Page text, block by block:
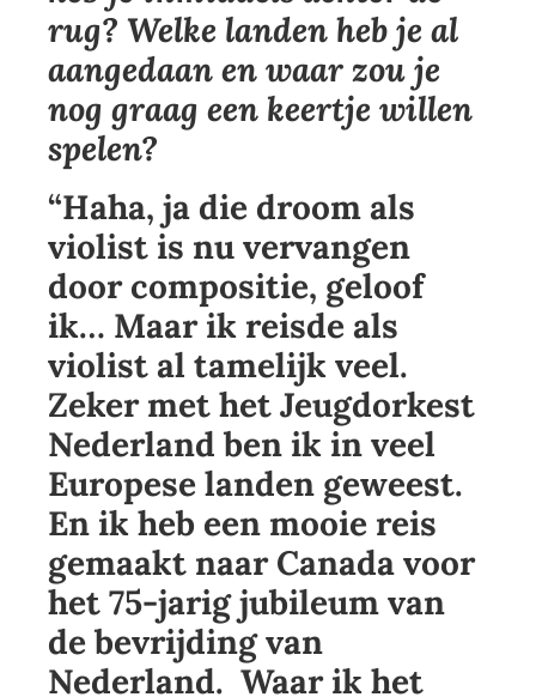
rug? Welke landen heb je al
aangedaan en waar zou je
nog graag een keertje willen
spelen?
“Haha, ja die droom als
violist is nu vervangen
door compositie, geloof
ik… Maar ik reisde als
violist al tamelijk veel.
Zeker met het Jeugdorkest
Nederland ben ik in veel
Europese landen geweest.
En ik heb een mooie reis
gemaakt naar Canada voor
het 75-jarig jubileum van
de bevrijding van
Nederland. Waar ik het